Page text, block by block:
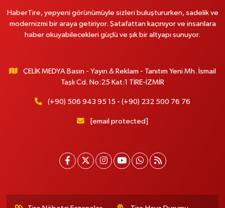
HaberTire, yepyeni görünümüyle sizleri buluştururken, sadelik ve
modernizmi bir araya getiriyor. Şatafattan kaçınıyor ve insanlara
haber okuyabilecekleri güçlü ve şık bir altyapı sunuyor.
ÇELİK MEDYA Basın - Yayın & Reklam - Tanıtım Yeni Mh. İsmail
Taşlı Cd. No:25 Kat:1 TİRE-İZMİR
(+90) 506 943 95 15 - (+90) 232 500 76 76
[email protected]